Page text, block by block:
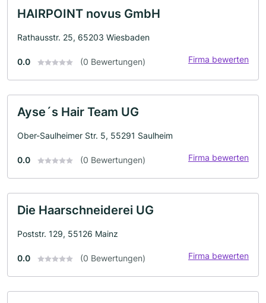
HAIRPOINT novus GmbH
Rathausstr. 25, 65203 Wiesbaden
0.0 (0 Bewertungen) Firma bewerten
Ayse´s Hair Team UG
Ober-Saulheimer Str. 5, 55291 Saulheim
0.0 (0 Bewertungen) Firma bewerten
Die Haarschneiderei UG
Poststr. 129, 55126 Mainz
0.0 (0 Bewertungen) Firma bewerten